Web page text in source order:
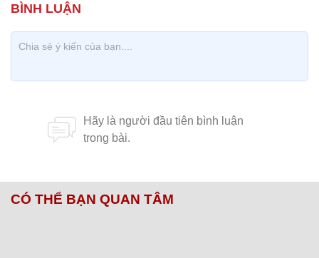
CÓ THỂ BẠN QUAN TÂM